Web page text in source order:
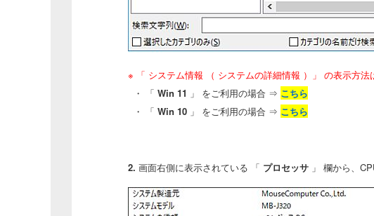
※ 「 システム情報 （ システムの詳細情報 ）
」 の表示方法
・ 「 Win 11 」 をご利用の場合 ⇒ こちら
・ 「 Win 10 」 をご利用の場合 ⇒ こちら
2. 画面右側に表示されている 「 プロセッサ 」 欄から、